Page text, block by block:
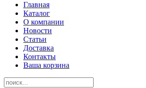
Главная
Каталог
О компании
Новости
Статьи
Доставка
Контакты
Ваша корзина